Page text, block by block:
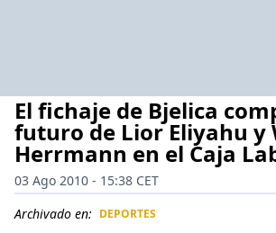
El fichaje de Bjelica
futuro de Lior Eliyahu y
Herrmann en el Caja
03 Ago 2010 - 15:38 CET
Archivado en: DEPORTES